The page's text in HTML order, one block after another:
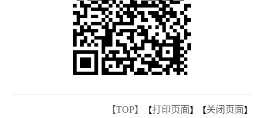
【TOP】 【打印页面】【关闭页面】